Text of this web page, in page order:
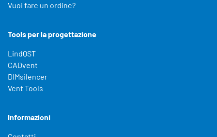
Vuoi fare un ordine?
Tools per la progettazione
LindQST
CADvent
DIMsilencer
Vent Tools
Informazioni